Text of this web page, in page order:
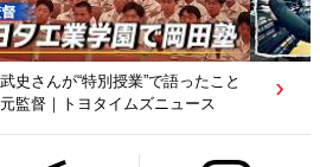
ズカット】クリエイターが工場を
ちの涙の理由は…｜トヨタイムズ